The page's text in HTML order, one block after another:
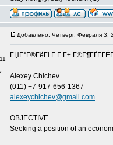
Добавлено: Четверг, Февраля 3,
ГЏГ°Г®ГёГі Г‚Г Г±
Alexey Chichev
(011) +7-917-656-1367
alexeychichev@gmail.com
OBJECTIVE
Seeking a position of an